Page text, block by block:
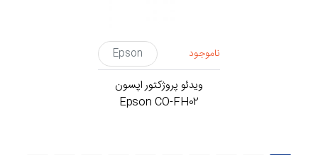
ناموجود Epson
ویدئو پروژکتور اپسون
Epson CO-FH02